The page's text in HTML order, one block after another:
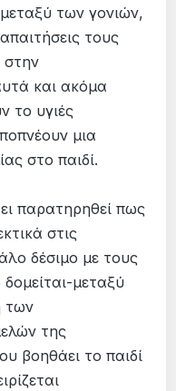
των γονιών,
τους
στην
και ακόμα
το υγιές
μια
στο παιδί.
παρατηρηθεί πως
στις
δέσιμο με τους
μεταξύ
των
της
βοηθάει το παιδί